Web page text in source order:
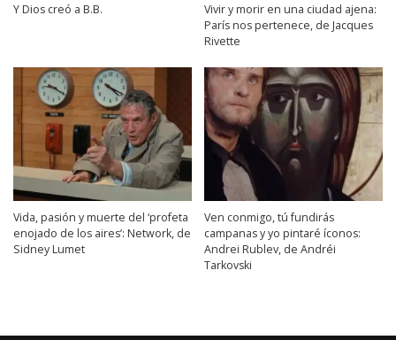
Y Dios creó a B.B.
Vivir y morir en una ciudad ajena:
París nos pertenece, de Jacques
Rivette
Vida, pasión y muerte del ‘profeta
enojado de los aires’: Network, de
Sidney Lumet
Ven conmigo, tú fundirás
campanas y yo pintaré íconos:
Andrei Rublev, de Andréi
Tarkovski